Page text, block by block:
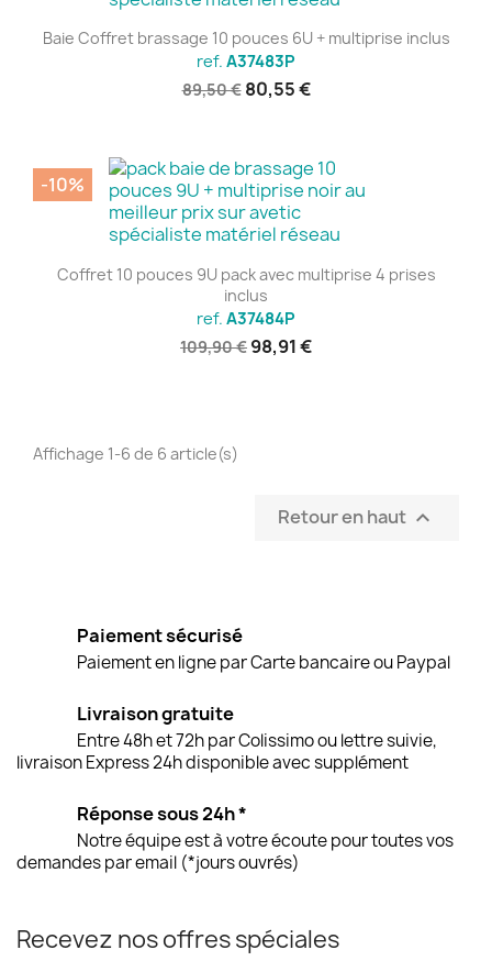
Baie Coffret brassage 10 pouces 6U + multiprise inclus
ref. A37483P
89,50 € 80,55 €
Coffret 10 pouces 9U pack avec multiprise 4 prises
inclus
ref. A37484P
109,90 € 98,91 €
-10%
Affichage 1-6 de 6 article(s)
Retour en haut 
Paiement sécurisé
Paiement en ligne par Carte bancaire ou Paypal
Livraison gratuite
Entre 48h et 72h par Colissimo ou lettre suivie,
livraison Express 24h disponible avec supplément
Réponse sous 24h *
Notre équipe est à votre écoute pour toutes vos
demandes par email (*jours ouvrés)
Recevez nos offres spéciales